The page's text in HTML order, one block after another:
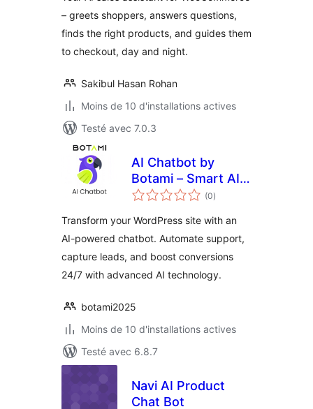
– greets shoppers, answers questions,
finds the right products, and guides them
to checkout, day and night.
Sakibul Hasan Rohan
Moins de 10 d'installations actives
Testé avec 7.0.3
AI Chatbot by
Botami – Smart AI
Assistant for
& Lead Generation
(0notes
en
)
Transform your WordPress site with an
AI-powered chatbot. Automate support,
capture leads, and boost conversions
24/7 with advanced AI technology.
botami2025
Moins de 10 d'installations actives
Testé avec 6.8.7
Navi AI Product
Chat Bot